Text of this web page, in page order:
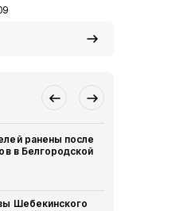
ранены после
в Белгородской
Шебекинского